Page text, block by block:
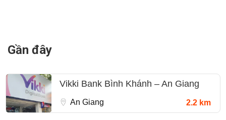
Gần đây
Vikki Bank Bình Khánh – An Giang
An Giang 2.2 km